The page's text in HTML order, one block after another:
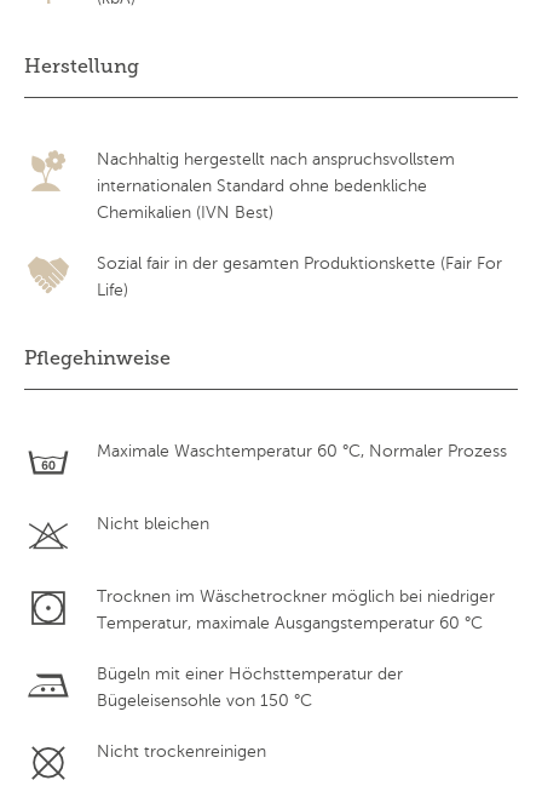
Herstellung
Nachhaltig hergestellt nach anspruchsvollstem
internationalen Standard ohne bedenkliche
Chemikalien (IVN Best)
Sozial fair in der gesamten Produktionskette (Fair For
Life)
Pflegehinweise
Maximale Waschtemperatur 60 °C, Normaler Prozess
Nicht bleichen
Trocknen im Wäschetrockner möglich bei niedriger
Temperatur, maximale Ausgangstemperatur 60 °C
Bügeln mit einer Höchsttemperatur der
Bügeleisensohle von 150 °C
Nicht trockenreinigen